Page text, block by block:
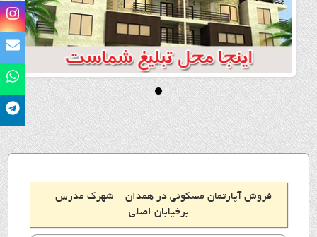
فروش آپارتمان مسکونی در همدان - شهرک مدرس -
برخیابان اصلی